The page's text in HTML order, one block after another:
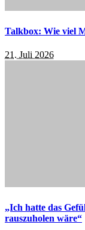
Talkbox: Wie viel
21. Juli 2026
„Ich hatte das
rauszuholen wäre“